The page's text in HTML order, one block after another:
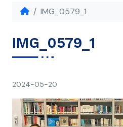
IMG_0579_1
IMG_0579_1
2024-05-20